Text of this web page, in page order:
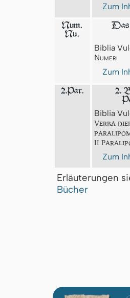
Zum
Num.
Nu.
Das
Biblia
Numeri
Zum
2.Par.
2.
Biblia
Verba
II
Zum
Erläuterungen
Bücher